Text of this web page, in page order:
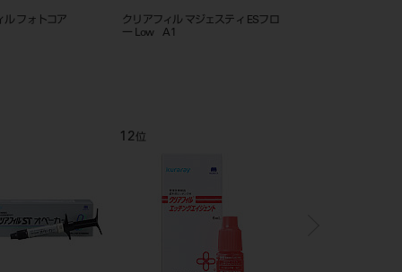
ル フォトコア
クリアフィル マジェスティ ESフロ
ー Low A1
12 位